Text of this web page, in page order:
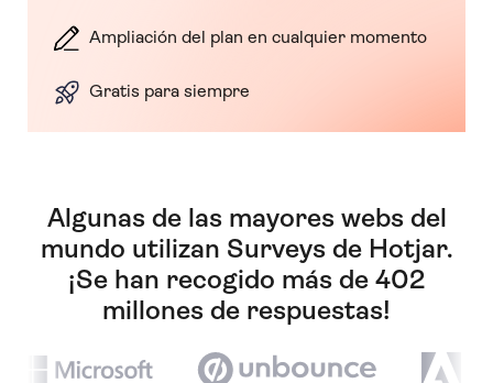
Ampliación del plan en cualquier momento
Gratis para siempre
Algunas de las mayores webs del
mundo utilizan Surveys de Hotjar.
¡Se han recogido más de 402
millones de respuestas!